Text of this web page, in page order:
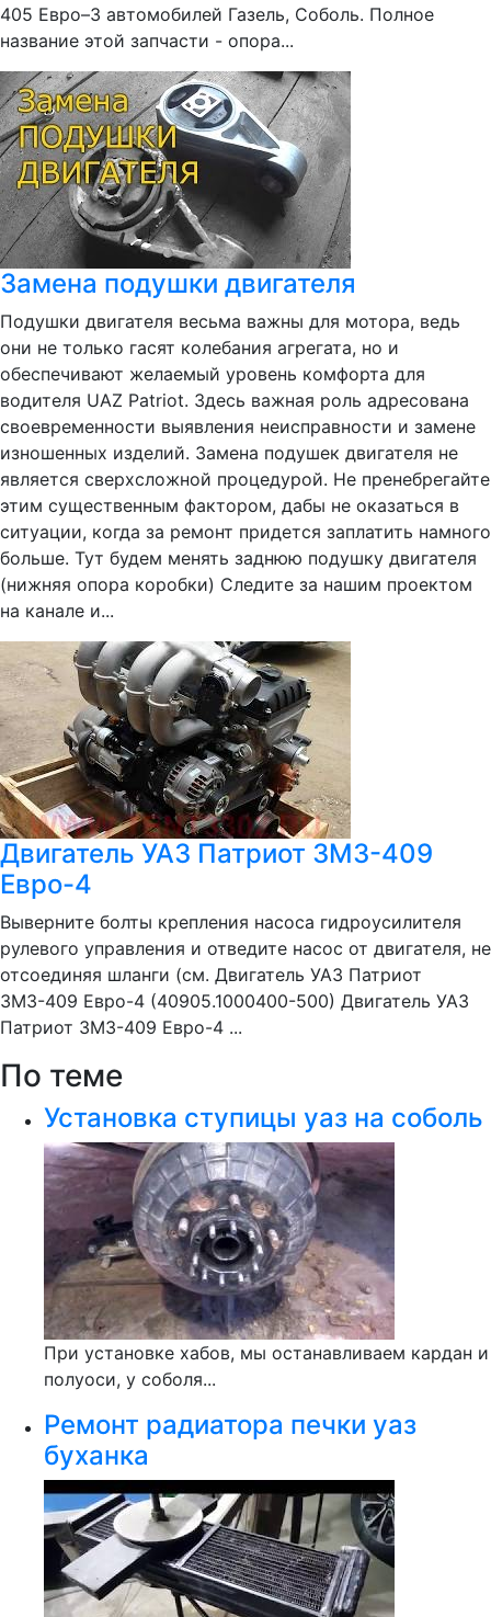
405 Евро–3 автомобилей Газель, Соболь. Полное
название этой запчасти - опора...
Замена подушки двигателя
Подушки двигателя весьма важны для мотора, ведь
они не только гасят колебания агрегата, но и
обеспечивают желаемый уровень комфорта для
водителя UAZ Patriot. Здесь важная роль адресована
своевременности выявления неисправности и замене
изношенных изделий. Замена подушек двигателя не
является сверхсложной процедурой. Не пренебрегайте
этим существенным фактором, дабы не оказаться в
ситуации, когда за ремонт придется заплатить намного
больше. Тут будем менять заднюю подушку двигателя
(нижняя опора коробки) Следите за нашим проектом
на канале и...
Двигатель УАЗ Патриот ЗМЗ-409
Евро-4
Выверните болты крепления насоса гидроусилителя
рулевого управления и отведите насос от двигателя, не
отсоединяя шланги (см. Двигатель УАЗ Патриот
ЗМЗ-409 Евро-4 (40905.1000400-500) Двигатель УАЗ
Патриот ЗМЗ-409 Евро-4 ...
По теме
Установка ступицы уаз на соболь
При установке хабов, мы останавливаем кардан и
полуоси, у соболя...
Ремонт радиатора печки уаз
буханка